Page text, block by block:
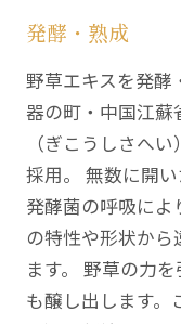
発酵・熟成
野草エキスを発酵
器の町・中国江
（ぎこうしさへ
採用。 無数に開
発酵菌の呼吸に
の特性や形状か
ます。 野草の力
も醸し出します。